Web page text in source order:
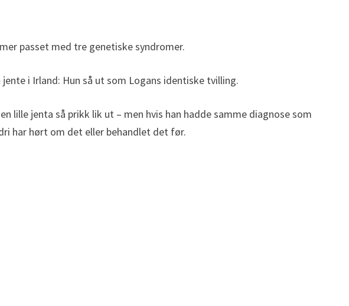
passet med tre genetiske syndromer.
i Irland: Hun så ut som Logans identiske tvilling.
lille jenta så prikk lik ut – men hvis han hadde samme diagnose som
har hørt om det eller behandlet det før.